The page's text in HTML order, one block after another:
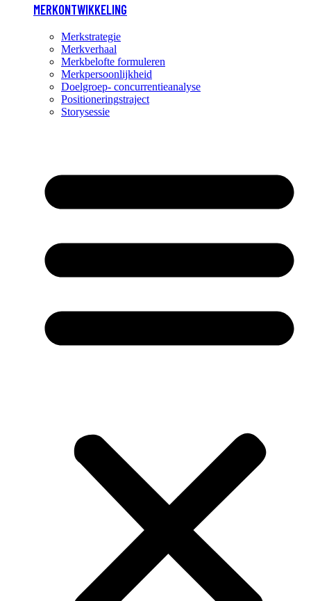
MERKONTWIKKELING
Merkstrategie
Merkverhaal
Merkbelofte formuleren
Merkpersoonlijkheid
Doelgroep- concurrentieanalyse
Positioneringstraject
Storysessie